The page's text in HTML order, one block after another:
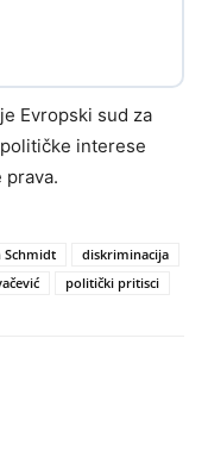
Evropski sud za
interese
prava.
Schmidt
diskriminacija
politički pritisci